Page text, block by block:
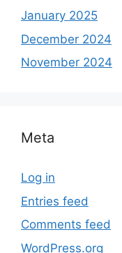
January 2025
December 2024
November 2024
Meta
Log in
Entries feed
Comments feed
WordPress.org